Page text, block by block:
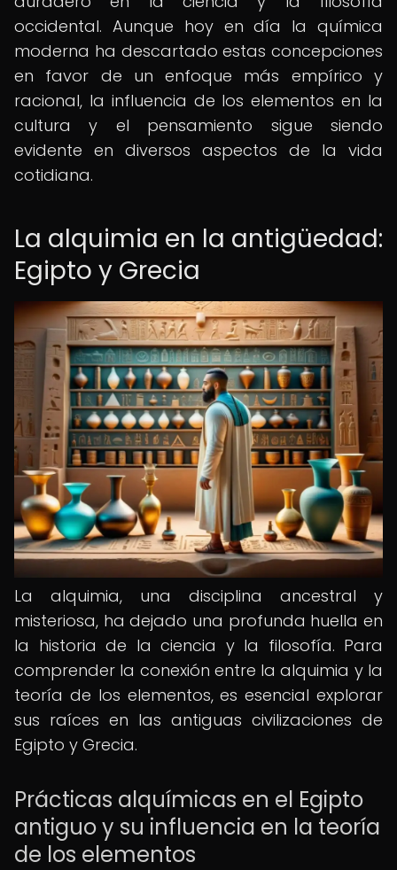
occidental. Aunque hoy en día la química
moderna ha descartado estas concepciones
en favor de un enfoque más empírico y
racional, la influencia de los elementos en la
cultura y el pensamiento sigue siendo
evidente en diversos aspectos de la vida
cotidiana.
La alquimia en la antigüedad:
Egipto y Grecia
La alquimia, una disciplina ancestral y
misteriosa, ha dejado una profunda huella en
la historia de la ciencia y la filosofía. Para
comprender la conexión entre la alquimia y la
teoría de los elementos, es esencial explorar
sus raíces en las antiguas civilizaciones de
Egipto y Grecia.
Prácticas alquímicas en el Egipto
antiguo y su influencia en la teoría
de los elementos